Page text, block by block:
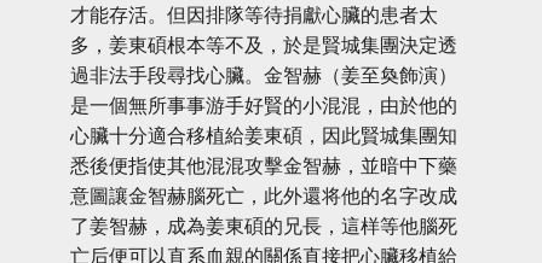
才能存活。但因排隊等待捐獻心臟的患者太
多，姜東碩根本等不及，於是賢城集團決定透
過非法手段尋找心臟。金智赫（姜至奐飾演）
是一個無所事事游手好賢的小混混，由於他的
心臟十分適合移植給姜東碩，因此賢城集團知
悉後便指使其他混混攻擊金智赫，並暗中下藥
意圖讓金智赫腦死亡，此外還将他的名字改成
了姜智赫，成為姜東碩的兄長，這样等他腦死
亡后便可以直系血親的關係直接把心臟移植給